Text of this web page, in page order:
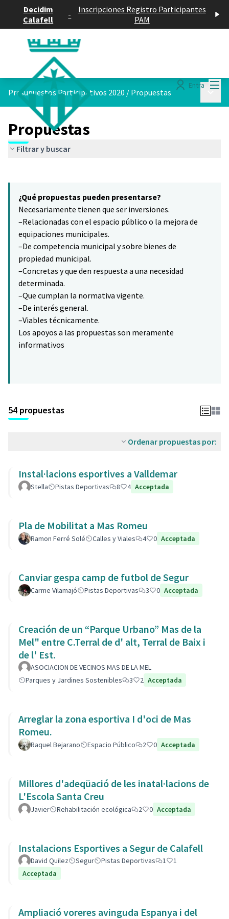
Decidim
Calafell
-
Inscripciones Registro Participantes
PAM
Entra
Presupuestos Participativos 2020 / Propuestas
Propuestas
Filtrar y buscar
−
¿Qué propuestas pueden presentarse?
Necesariamente tienen que ser inversiones.
–Relacionadas con el espacio público o la mejora de
equipaciones municipales.
–De competencia municipal y sobre bienes de
propiedad municipal.
–Concretas y que den respuesta a una necesidad
determinada.
–Que cumplan la normativa vigente.
–De interés general.
–Viables técnicamente.
Los apoyos a las propuestas son meramente
informativos
54 propuestas
Ordenar propuestas por:
Instal·lacions esportives a Valldemar
Stella Pistas Deportivas 8 4 Acceptada
Pla de Mobilitat a Mas Romeu
Ramon Ferré Solé Calles y Viales 4 0 Acceptada
Canviar gespa camp de futbol de Segur
Carme Vilamajó Pistas Deportivas 3 0 Acceptada
Creación de un “Parque Urbano” Mas de la
Mel" entre C.Terral de d' alt, Terral de Baix i
de l' Est.
ASOCIACION DE VECINOS MAS DE LA MEL
Parques y Jardines Sostenibles
3 2 Acceptada
Arreglar la zona esportiva I d'oci de Mas
Romeu.
Raquel Bejarano Espacio Público 2 0 Acceptada
Millores d'adeqüació de les inatal·lacions de
L'Escola Santa Creu
Javier Rehabilitación ecológica 2 0 Acceptada
Instalacions Esportives a Segur de Calafell
David Quilez Segur Pistas Deportivas 1
1
Acceptada
Ampliació voreres avinguda Espanya i del